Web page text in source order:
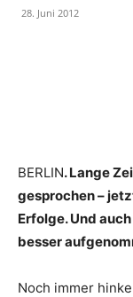
28. Juni 2012
BERLIN. Lange
gesprochen –
Erfolge. Und
besser
Noch immer